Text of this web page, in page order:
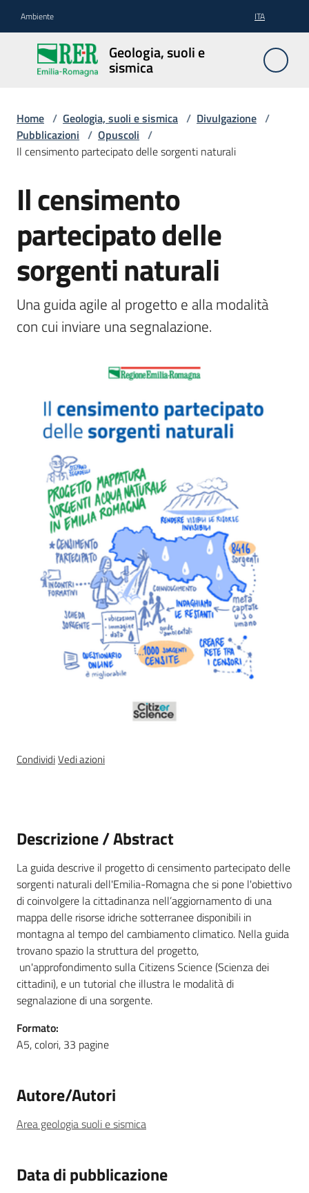
Ambiente ITA
Geologia, suoli e
sismica
Geologia,
suoli e
sismica
Geologia
Suoli
Sismica
Cartografia
e
Divulgazione
Seguici
Ambiente
Novità
Piani Programmi
Progetti
Home / Geologia, suoli e sismica / Divulgazione /
Pubblicazioni / Opuscoli /
Il censimento partecipato delle sorgenti naturali
Salta al contenuto
Il censimento
partecipato delle
sorgenti naturali
Una guida agile al progetto e alla modalità
con cui inviare una segnalazione.
CondividiVedi azioni
Descrizione / Abstract
La guida descrive il progetto di censimento partecipato delle
sorgenti naturali dell'Emilia-Romagna che si pone l'obiettivo
di coinvolgere la cittadinanza nell’aggiornamento di una
mappa delle risorse idriche sotterranee disponibili in
montagna al tempo del cambiamento climatico. Nella guida
trovano spazio la struttura del progetto,
un'approfondimento sulla Citizens Science (Scienza dei
cittadini), e un tutorial che illustra le modalità di
segnalazione di una sorgente.
Formato:
A5, colori, 33 pagine
Autore/Autori
Area geologia suoli e sismica
Data di pubblicazione